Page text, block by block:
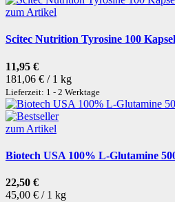
zum Artikel
Scitec Nutrition Tyrosine 100
11,95 €
181,06 € / 1 kg
Lieferzeit: 1 - 2 Werktage
zum Artikel
Biotech USA 100% L-Glutamine
22,50 €
45,00 € / 1 kg